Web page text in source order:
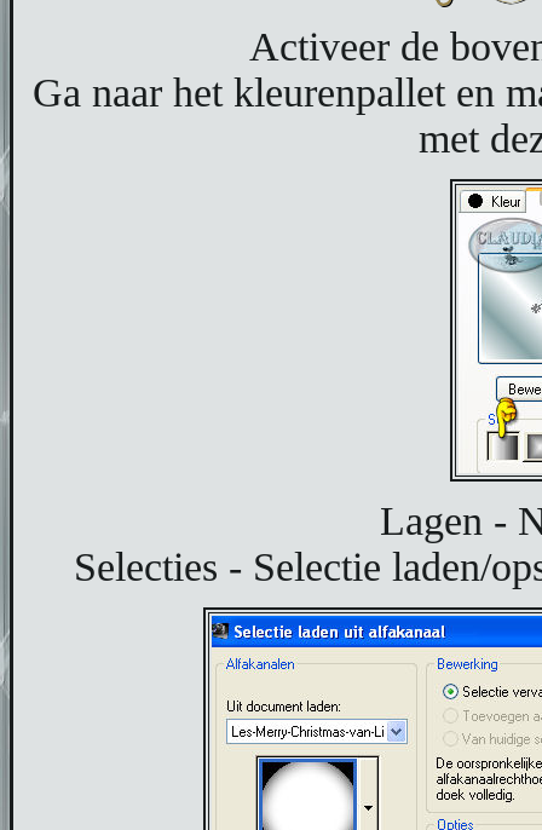
Activeer de
Ga naar het kleurenpallet en
met
Lagen -
Selecties - Selectie laden/